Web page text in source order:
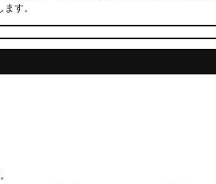
す。